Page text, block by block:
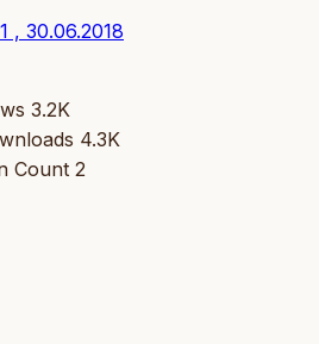
, 30.06.2018
3.2K
4.3K
Count 2